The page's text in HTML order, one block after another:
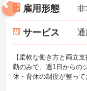
雇用形態
サービス 通
【柔軟な働き方と両立
勤のみで、週1日からの
休・育休の制度が整って